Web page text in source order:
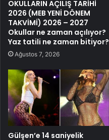
OKULLARIN AÇILIŞ TARİHİ
2026 (MEB YENİ DÖNEM
TAKVİMİ) 2026 – 2027
Okullar ne zaman açılıyor?
Yaz tatili ne zaman bitiyor?
Ağustos 7, 2026
Gülşen’e 14 saniyelik